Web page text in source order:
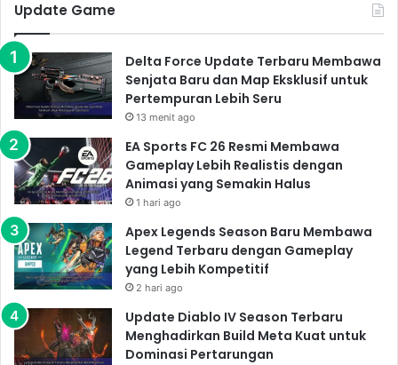
udara yang menegangkan. Rasakan setiap detail
pertempuran dengan suara yang jernih dan detail.
Pesawat Tempur dan
Senjata di Metalstorm
Metalstorm menawarkan berbagai macam pesawat
tempur dan senjata yang dapat kamu gunakan. Setiap
pesawat tempur memiliki spesifikasi dan kemampuan
yang berbeda, sehingga kamu dapat memilih pesawat
yang sesuai dengan gaya bermainmu. Mulai dari
pesawat tempur ringan dan gesit hingga pesawat
tempur berat yang dilengkapi dengan persenjataan
canggih. Kamu juga dapat meng-upgrade pesawat
tempur dan senjatamu untuk meningkatkan
kemampuan tempur.
Update Game
Delta Force Update Terbaru Membawa
Senjata Baru dan Map Eksklusif untuk
Pertempuran Lebih Seru
13 menit ago
EA Sports FC 26 Resmi Membawa
Gameplay Lebih Realistis dengan
Animasi yang Semakin Halus
1 hari ago
Apex Legends Season Baru Membawa
Legend Terbaru dengan Gameplay
yang Lebih Kompetitif
2 hari ago
Update Diablo IV Season Terbaru
Menghadirkan Build Meta Kuat untuk
Dominasi Pertarungan